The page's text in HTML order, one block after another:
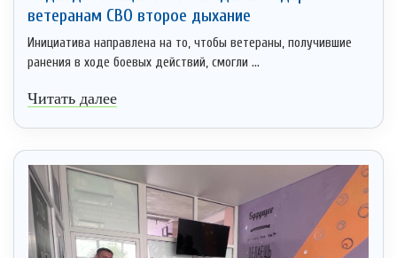
ветеранам СВО второе дыхание
Инициатива направлена на то, чтобы ветераны, получившие
ранения в ходе боевых действий, смогли ...
Читать далее